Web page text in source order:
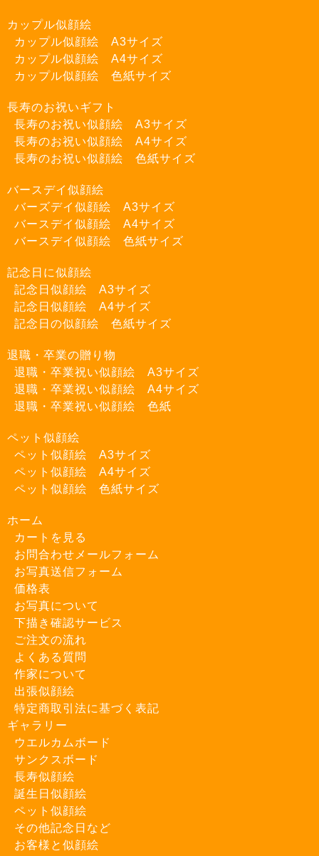
カップル似顔絵
カップル似顔絵 A3サイズ
カップル似顔絵 A4サイズ
カップル似顔絵 色紙サイズ
長寿のお祝いギフト
長寿のお祝い似顔絵 A3サイズ
長寿のお祝い似顔絵 A4サイズ
長寿のお祝い似顔絵 色紙サイズ
バースデイ似顔絵
バーズデイ似顔絵 A3サイズ
バースデイ似顔絵 A4サイズ
バースデイ似顔絵 色紙サイズ
記念日に似顔絵
記念日似顔絵 A3サイズ
記念日似顔絵 A4サイズ
記念日の似顔絵 色紙サイズ
退職・卒業の贈り物
退職・卒業祝い似顔絵 A3サイズ
退職・卒業祝い似顔絵 A4サイズ
退職・卒業祝い似顔絵 色紙
ペット似顔絵
ペット似顔絵 A3サイズ
ペット似顔絵 A4サイズ
ペット似顔絵 色紙サイズ
ホーム
カートを見る
お問合わせメールフォーム
お写真送信フォーム
価格表
お写真について
下描き確認サービス
ご注文の流れ
よくある質問
作家について
出張似顔絵
特定商取引法に基づく表記
ギャラリー
ウエルカムボード
サンクスボード
長寿似顔絵
誕生日似顔絵
ペット似顔絵
その他記念日など
お客様と似顔絵